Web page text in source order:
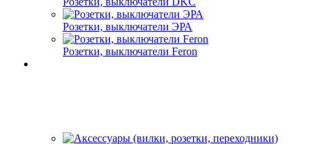
Розетки, выключатели ЭРА
Розетки, выключатели Feron